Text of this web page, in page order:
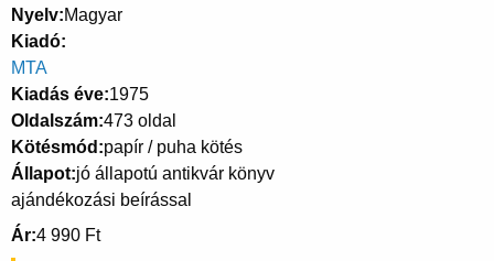
Nyelv Magyar
Kiadó
MTA
Kiadás éve 1975
Oldalszám 473 oldal
Kötésmód papír / puha kötés
Állapot jó állapotú antikvár könyv
ajándékozási beírással
Ár 4 990 Ft